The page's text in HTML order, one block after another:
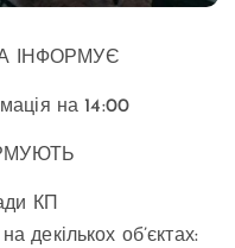
ІНФОРМУЄ
на 14:00
КП
декількох об’єктах: